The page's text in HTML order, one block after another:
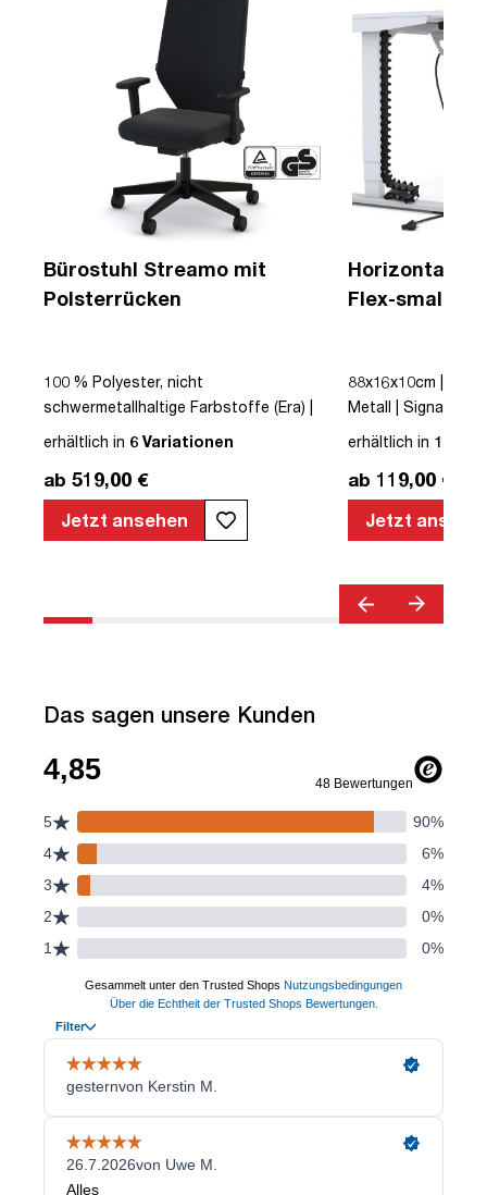
Bürostuhl Streamo mit
Polsterrücken
100 % Polyester, nicht
schwermetallhaltige Farbstoffe (Era) |
Schwarz | Drehstuhl | Polsterrücken |
Höhenverstellbar | Verstellbare
Armlehnen | Verstellbare Rückenlehne |
Belastbar bis 120kg | Textil | Schwarz |
erhältlich in 6 Variationen
ab 519,00 €
Jetzt ansehen
Horizontaler
Flex-small +
88x16x10cm |
Metall | Signalweiß
erhältlich in 12
ab 119,00 €
Jetzt
Das sagen unsere Kunden